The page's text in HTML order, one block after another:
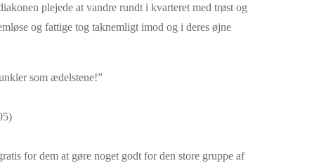
plejede at vandre rundt i kvarteret med trøst og
og fattige tog taknemligt imod og i deres øjne
som ædelstene!”
for dem at gøre noget godt for den store gruppe af